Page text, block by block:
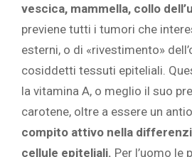
vescica, mammella, collo
previene tutti i tumori che
esterni, o di «rivestimento»
cosiddetti tessuti epiteliali.
la vitamina A, o meglio il suo
carotene, oltre a essere un
compito attivo nella
cellule epiteliali. Per l’uomo le